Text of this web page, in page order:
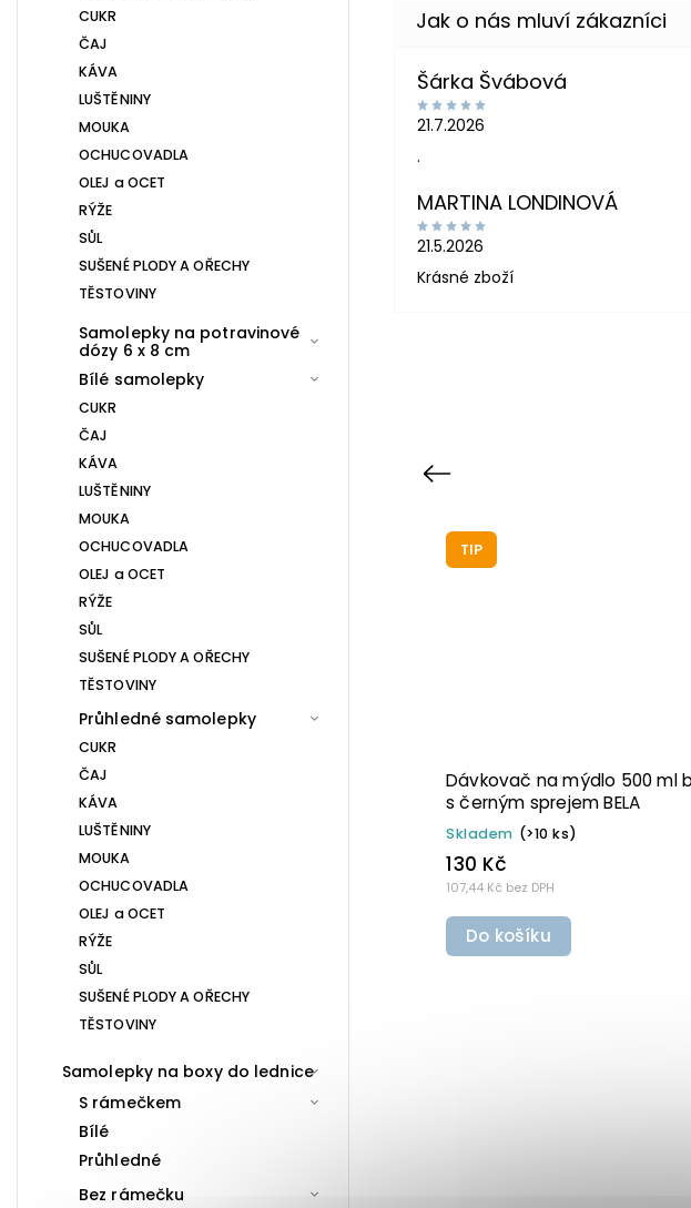
CUKR
ČAJ
KÁVA
LUŠTĚNINY
MOUKA
OCHUCOVADLA
OLEJ a OCET
RÝŽE
SŮL
SUŠENÉ PLODY A OŘECHY
TĚSTOVINY
Samolepky na potravinové
dózy 6 x 8 cm
Bílé samolepky
CUKR
ČAJ
KÁVA
LUŠTĚNINY
MOUKA
OCHUCOVADLA
OLEJ a OCET
RÝŽE
SŮL
SUŠENÉ PLODY A OŘECHY
TĚSTOVINY
Průhledné samolepky
CUKR
ČAJ
KÁVA
LUŠTĚNINY
MOUKA
OCHUCOVADLA
OLEJ a OCET
RÝŽE
SŮL
SUŠENÉ PLODY A OŘECHY
TĚSTOVINY
Samolepky na boxy do lednice
S rámečkem
Bílé
Průhledné
Bez rámečku
Šárka Švábová
21.7.2026
.
MARTINA LONDINOVÁ
21.5.2026
Krásné zboží
Previous
na mýdlo 300 ml
s černo-zlatým DISC TOP
(>10 ks)
Kč bez DPH
Do košíku
Dávkovač na mýdlo 500 ml
hnědý s bílým rozprašovačem
(>10 ks)
107,44 Kč bez DPH